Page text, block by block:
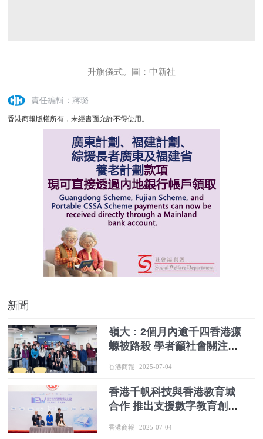
升旗儀式。圖：中新社
責任編輯：蔣璐
香港商報版權所有，未經書面允許不得使用。
新聞
嶺大：2個月內逾千四香港瘰
螈被路殺 學者籲社會關注受
香港商報 2025-07-04
香港千帆科技與香港教育城
合作 推出支援數字教育創新
香港商報 2025-07-04